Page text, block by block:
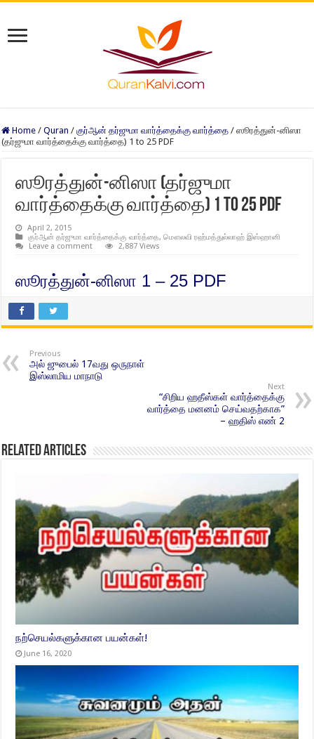
Home / Quran / குர்ஆன் தர்ஜுமா வார்த்தைக்கு வார்த்தை / ஸூரத்துன்-னிஸா
(தர்ஜுமா வார்த்தைக்கு வார்த்தை) 1 to 25 PDF
ஸூரத்துன்-னிஸா (தர்ஜுமா
வார்த்தைக்கு வார்த்தை) 1 to 25 PDF
April 2, 2015
குர்ஆன் தர்ஜுமா வார்த்தைக்கு வார்த்தை,மௌலவி ரஹ்மத்துல்லாஹ் இஸ்ஹானி
Leave a comment
2,887 Views
ஸூரத்துன்-னிஸா 1 – 25 PDF
Previous
அல் ஜுபைல் 17வது ஒருநாள்
இஸ்லாமிய மாநாடு
Next
“சிறிய ஹதீஸ்கள் வார்த்தைக்கு
வார்த்தை மனனம் செய்வதற்காக”
– ஹதிஸ் எண் 2
Related Articles
நற்செயல்களுக்கான பயன்கள்!
June 16, 2020